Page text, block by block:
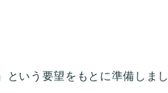
という要望をもとに準備しまし